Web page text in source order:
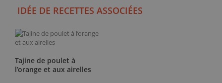
IDÉE DE RECETTES ASSOCIÉES
Tajine de poulet à
l’orange et aux airelles